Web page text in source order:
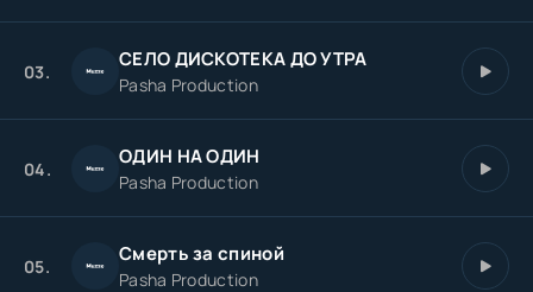
03. СЕЛО ДИСКОТЕКА ДО УТРА
Pasha Production
04. ОДИН НА ОДИН
Pasha Production
05. Смерть за спиной
Pasha Production